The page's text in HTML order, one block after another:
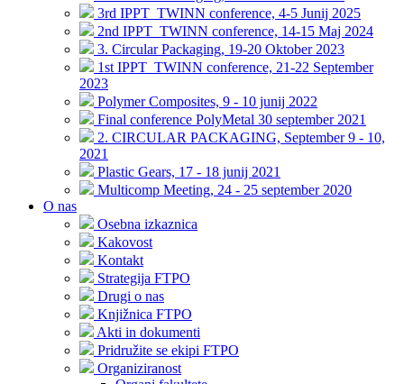
3rd IPPT_TWINN conference, 4-5 Junij 2025
2nd IPPT_TWINN conference, 14-15 Maj 2024
3. Circular Packaging, 19-20 Oktober 2023
1st IPPT_TWINN conference, 21-22 September
2023
Polymer Composites, 9 - 10 junij 2022
Final conference PolyMetal 30 september 2021
2. CIRCULAR PACKAGING, September 9 - 10,
2021
Plastic Gears, 17 - 18 junij 2021
Multicomp Meeting, 24 - 25 september 2020
O nas
Osebna izkaznica
Kakovost
Kontakt
Strategija FTPO
Drugi o nas
Knjižnica FTPO
Akti in dokumenti
Pridružite se ekipi FTPO
Organiziranost